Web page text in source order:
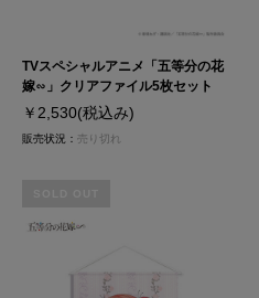
TVスペシャルアニメ「五等分の花
嫁∽」クリアファイル5枚セット
￥2,530(税込み)
販売状況： 売り切れ